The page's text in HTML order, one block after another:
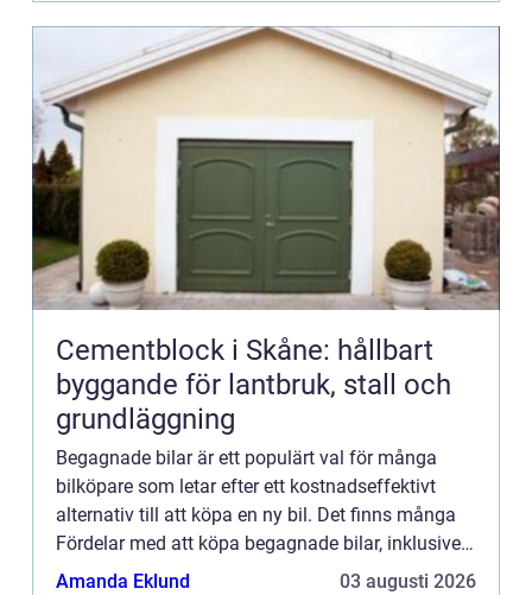
Cementblock i Skåne: hållbart
byggande för lantbruk, stall och
grundläggning
Begagnade bilar är ett populärt val för många
bilköpare som letar efter ett kostnadseffektivt
alternativ till att köpa en ny bil. Det finns många
Fördelar med att köpa begagnade bilar, inklusive
läg...
Amanda Eklund 03 augusti 2026